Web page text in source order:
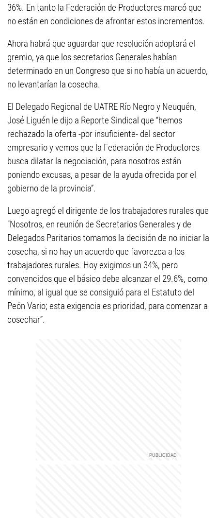
36%. En tanto la Federación de Productores marcó que
no están en condiciones de afrontar estos incrementos.
Ahora habrá que aguardar que resolución adoptará el
gremio, ya que los secretarios Generales habían
determinado en un Congreso que si no había un acuerdo,
no levantarían la cosecha.
El Delegado Regional de UATRE Río Negro y Neuquén,
José Liguén le dijo a Reporte Sindical que “hemos
rechazado la oferta -por insuficiente- del sector
empresario y vemos que la Federación de Productores
busca dilatar la negociación, para nosotros están
poniendo excusas, a pesar de la ayuda ofrecida por el
gobierno de la provincia”.
Luego agregó el dirigente de los trabajadores rurales que
“Nosotros, en reunión de Secretarios Generales y de
Delegados Paritarios tomamos la decisión de no iniciar la
cosecha, si no hay un acuerdo que favorezca a los
trabajadores rurales. Hoy exigimos un 34%, pero
convencidos que el básico debe alcanzar el 29.6%, como
mínimo, al igual que se consiguió para el Estatuto del
Peón Vario; esta exigencia es prioridad, para comenzar a
cosechar”.